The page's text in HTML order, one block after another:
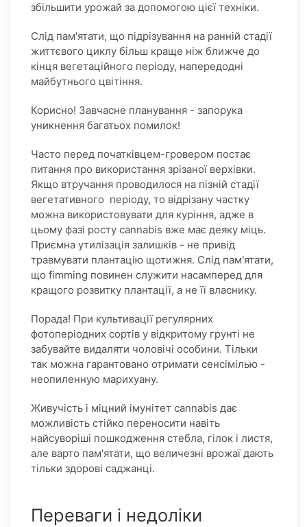
збільшити урожай за допомогою цієї техніки.
Слід пам'ятати, що підрізування на ранній стадії
життєвого циклу більш краще ніж ближче до
кінця вегетаційного періоду, напередодні
майбутнього цвітіння.
Корисно! Завчасне планування - запорука
уникнення багатьох помилок!
Часто перед початківцем-гровером постає
питання про використання зрізаної верхівки.
Якщо втручання проводилося на пізній стадії
вегетативного періоду, то відрізану частку
можна використовувати для куріння, адже в
цьому фазі росту cannabis вже має деяку міць.
Приємна утилізація залишків - не привід
травмувати плантацію щотижня. Слід пам'ятати,
що fimming повинен служити насамперед для
кращого розвитку плантації, а не її власнику.
Порада! При культивації регулярних
фотоперіодних сортів у відкритому грунті не
забувайте видаляти чоловічі особини. Тільки
так можна гарантовано отримати сенсімілью -
неопиленную марихуану.
Живучість і міцний імунітет cannabis дає
можливість стійко переносити навіть
найсуворіші пошкодження стебла, гілок і листя,
але варто пам'ятати, що величезні врожаї дають
тільки здорові саджанці.
Переваги і недоліки